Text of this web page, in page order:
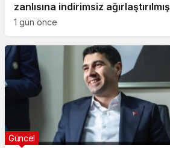
zanlısına indirimsiz ağırlaştırılmış
müebbet hapis cezası verildi
1 gün önce
Güncel